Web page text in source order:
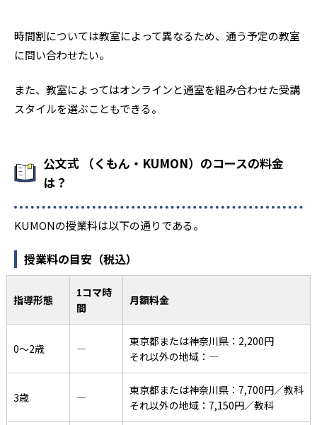
時間割については教室によって異なるため、通う予定の教室
に問い合わせたい。
また、教室によってはオンラインと通室を組み合わせた受講
スタイルを選ぶこともできる。
公文式 （くもん・KUMON）のコースの料金
は？
KUMONの授業料は以下の通りである。
授業料の目安（税込）
指導形態
1コマ時
間
月額料金
0〜2歳 ―
東京都または神奈川県：2,200円
それ以外の地域：―
3歳 ―
東京都または神奈川県：7,700円／教科
それ以外の地域：7,150円／教科